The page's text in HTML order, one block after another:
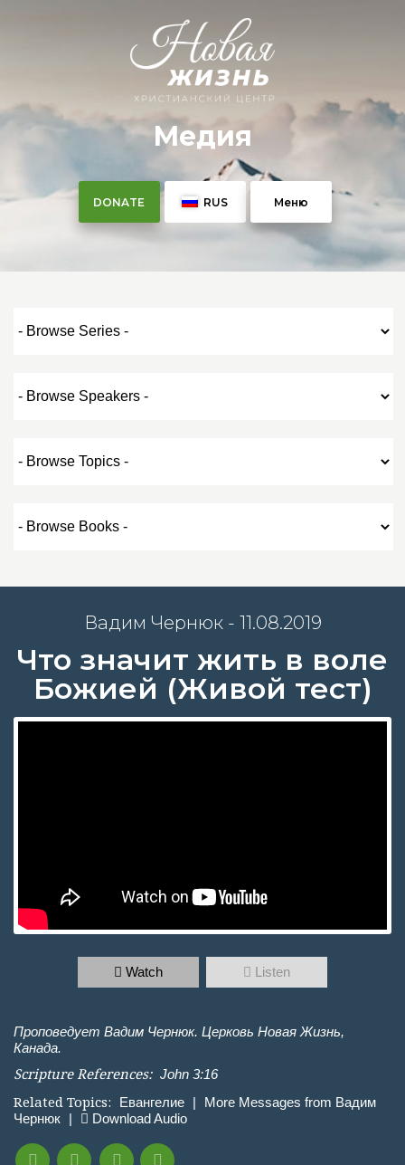
DONATE RUS Меню
Медия
Вадим Чернюк - 11.08.2019
Что значит жить в воле
Божией (Живой тест)
Watch Listen
Проповедует Вадим Чернюк. Церковь Новая Жизнь,
Канада.
Scripture References: John 3:16
Related Topics: Евангелие |
More Messages from Вадим
Чернюк | Download Audio